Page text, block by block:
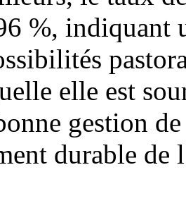
%, indiquant
elle est
gestion
durable de